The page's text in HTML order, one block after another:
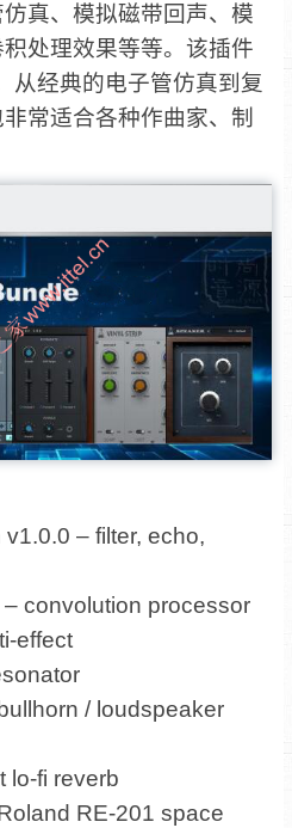
真、模拟磁带回声、模
处理效果等等。该插件
从经典的电子管仿真到复
常适合各种作曲家、制
– filter, echo,
convolution processor
effect
/ loudspeaker
lo-fi reverb
RE-201 space